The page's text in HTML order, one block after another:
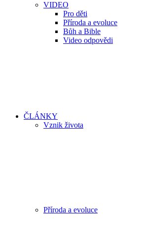
VIDEO
Pro děti
Příroda a evoluce
Bůh a Bible
Video odpovědi
ČLÁNKY
Vznik života
Příroda a evoluce